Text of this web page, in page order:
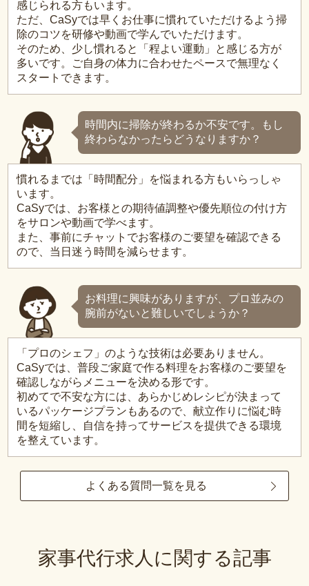
感じられる方もいます。
ただ、CaSyでは早くお仕事に慣れていただけるよう掃
除のコツを研修や動画で学んでいただけます。
そのため、少し慣れると「程よい運動」と感じる方が
多いです。ご自身の体力に合わせたペースで無理なく
スタートできます。
時間内に掃除が終わるか不安です。もし
終わらなかったらどうなりますか？
慣れるまでは「時間配分」を悩まれる方もいらっしゃ
います。
CaSyでは、お客様との期待値調整や優先順位の付け方
をサロンや動画で学べます。
また、事前にチャットでお客様のご要望を確認できる
ので、当日迷う時間を減らせます。
お料理に興味がありますが、プロ並みの
腕前がないと難しいでしょうか？
「プロのシェフ」のような技術は必要ありません。
CaSyでは、普段ご家庭で作る料理をお客様のご要望を
確認しながらメニューを決める形です。
初めてで不安な方には、あらかじめレシピが決まって
いるパッケージプランもあるので、献立作りに悩む時
間を短縮し、自信を持ってサービスを提供できる環境
を整えています。
よくある質問一覧を見る
家事代行求人に関する記事